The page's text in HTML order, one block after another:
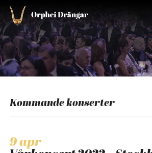
Kommande konserter
9 apr